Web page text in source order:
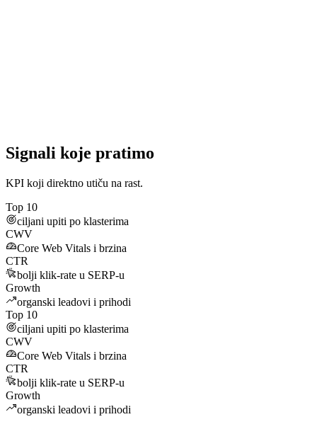
Signali koje pratimo
KPI koji direktno utiču na rast.
Top 10
ciljani upiti po klasterima
CWV
Core Web Vitals i brzina
CTR
bolji klik‑rate u SERP‑u
Growth
organski leadovi i prihodi
Top 10
ciljani upiti po klasterima
CWV
Core Web Vitals i brzina
CTR
bolji klik‑rate u SERP‑u
Growth
organski leadovi i prihodi